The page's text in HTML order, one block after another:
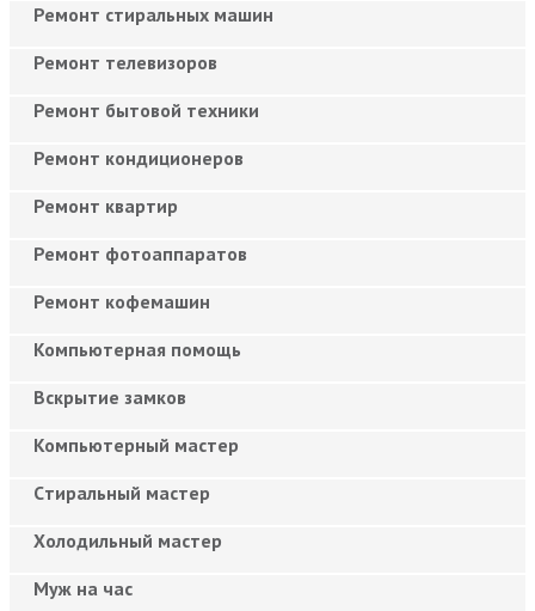
Ремонт стиральных машин
Ремонт телевизоров
Ремонт бытовой техники
Ремонт кондиционеров
Ремонт квартир
Ремонт фотоаппаратов
Ремонт кофемашин
Компьютерная помощь
Вскрытие замков
Компьютерный мастер
Cтиральный мастер
Холодильный мастер
Муж на час